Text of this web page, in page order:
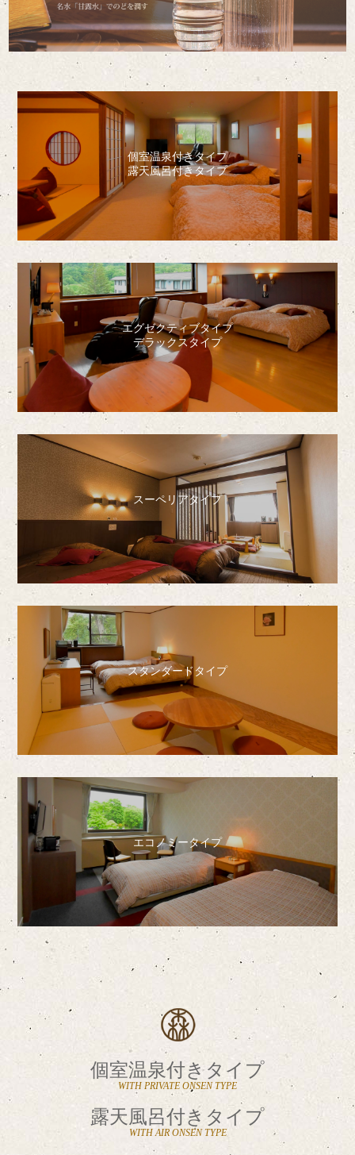
個室温泉付きタイプ
露天風呂付きタイプ
エグゼクティブタイプ
デラックスタイプ
スーペリアタイプ
スタンダードタイプ
エコノミータイプ
個室温泉付きタイプ
WITH PRIVATE ONSEN TYPE
露天風呂付きタイプ
WITH AIR ONSEN TYPE